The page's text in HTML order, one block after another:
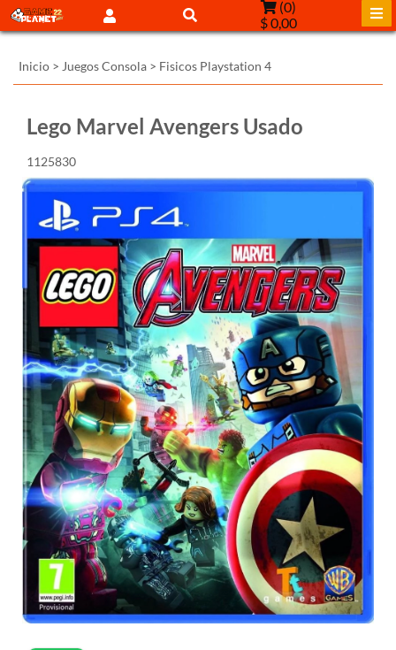
(0)
$ 0,00
Inicio > Juegos Consola > Fisicos Playstation 4
Lego Marvel Avengers Usado
1125830